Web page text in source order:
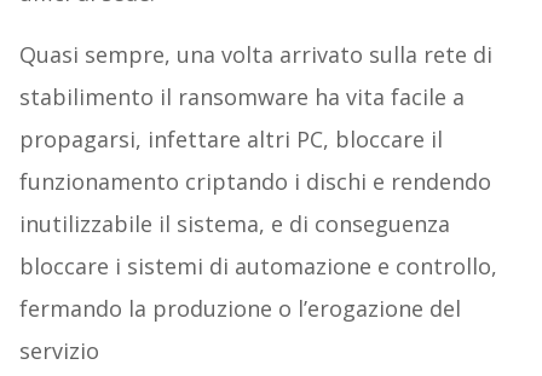
Quasi sempre, una volta arrivato sulla rete di
stabilimento il ransomware ha vita facile a
propagarsi, infettare altri PC, bloccare il
funzionamento criptando i dischi e rendendo
inutilizzabile il sistema, e di conseguenza
bloccare i sistemi di automazione e controllo,
fermando la produzione o l’erogazione del
servizio